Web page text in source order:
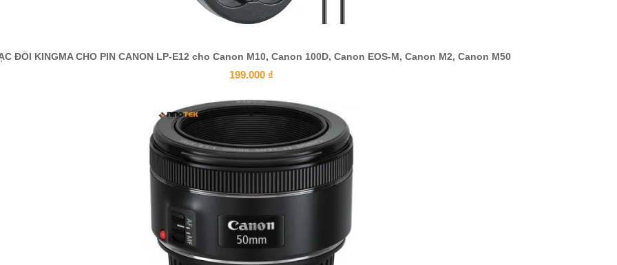
ĐÔI KINGMA CHO PIN CANON LP-E12 cho Canon M10, Canon 100D, Canon EOS-M, Canon M2, Canon M50
199.000 ₫